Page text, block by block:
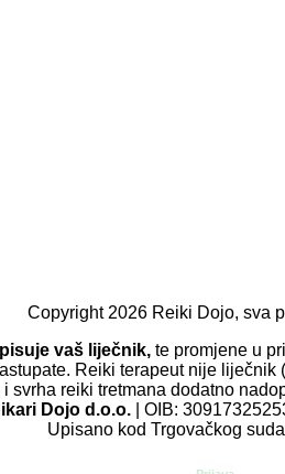
Copyright 2026 Reiki Dojo, sva
vaš liječnik, te promjene u
Reiki terapeut nije
svrha reiki tretmana dodatno
Dojo d.o.o. | OIB:
Upisano kod Trgovačkog